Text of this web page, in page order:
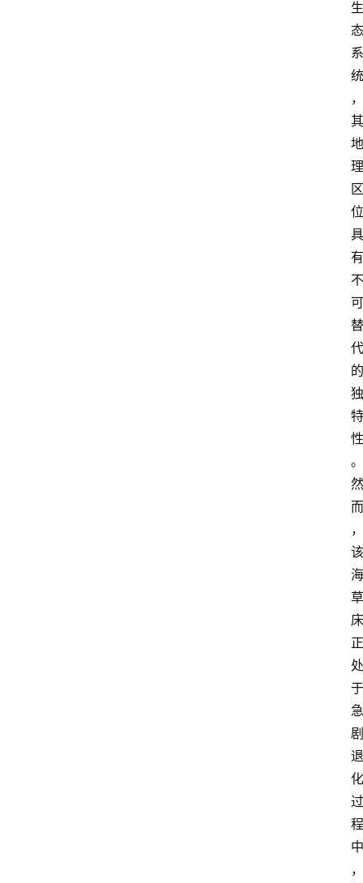
生
态
系
统
，
其
地
理
区
位
具
有
不
可
替
代
的
独
特
性
。
然
而
，
该
海
草
床
正
处
于
急
剧
退
化
过
程
中
，